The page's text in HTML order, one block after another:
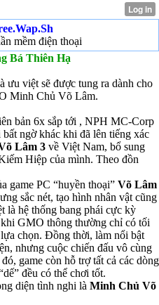
mềm điện thoại
Bá Thiên Hạ
ưu việt sẽ được tung ra dành cho
Minh Chủ Võ Lâm.
bản 6x sắp tới , NPH MC-Corp
ngờ khác khi đã lên tiếng xác
Lâm 3 về Việt Nam, bổ sung
Hiệp của mình. Theo đồn
game PC “huyền thoại” Võ Lâm
sắc nét, tạo hình nhân vật cũng
là hệ thống bang phái cực kỳ
GMO thông thường chỉ có tối
chọn. Đồng thời, làm nổi bật
nhưng cuộc chiến đấu vô cùng
game còn hỗ trợ tất cả các dòng
đều có thể chơi tốt.
diện tình nghi là Minh Chủ Võ